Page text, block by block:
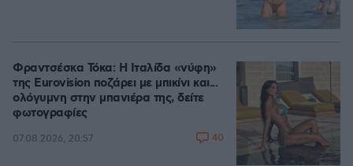
Φραντσέσκα Τόκα: Η Ιταλίδα «νύφη»
της Eurovision ποζάρει με μπικίνι και...
ολόγυμνη στην μπανιέρα της, δείτε
φωτογραφίες
07.08.2026, 20:57 40